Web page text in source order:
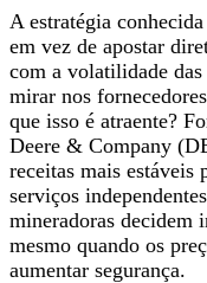
A estratégia
em vez de apostar
com a volatilidade
mirar nos
que isso é atraente?
Deere & Company
receitas mais estáveis
serviços
mineradoras decidem
mesmo quando os
aumentar segurança.